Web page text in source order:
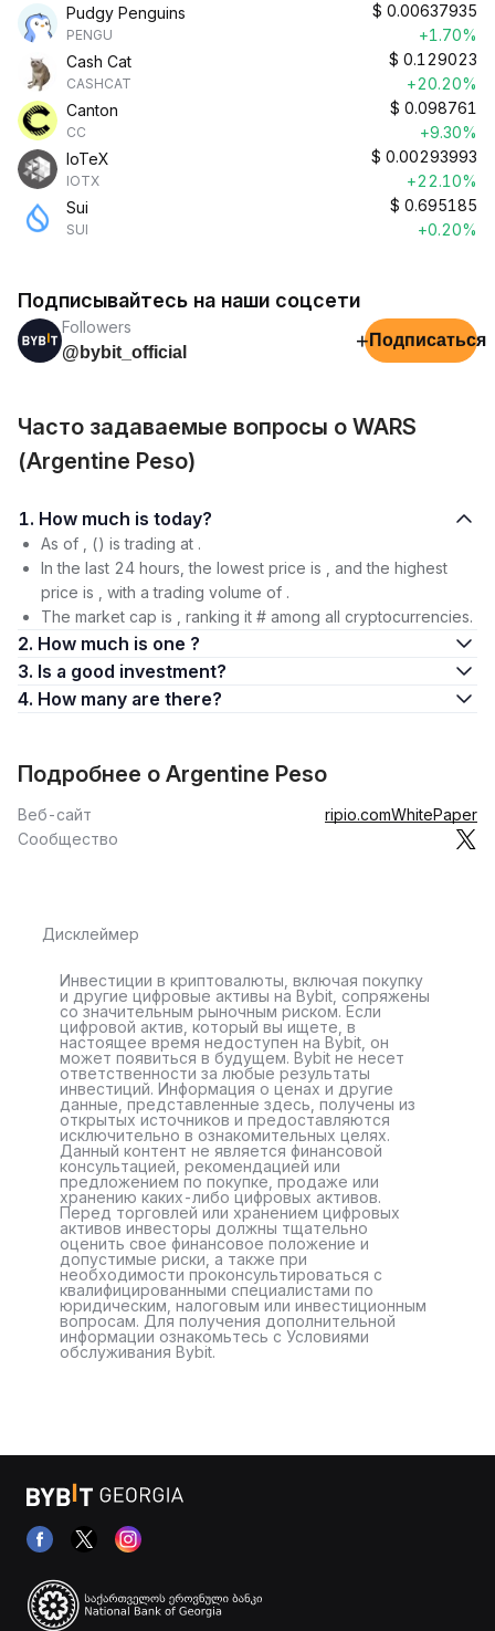
Pudgy Penguins
PENGU
$ 0.00637935
+1.70%
Cash Cat
CASHCAT
$ 0.129023
+20.20%
Canton
CC
$ 0.098761
+9.30%
IoTeX
IOTX
$ 0.00293993
+22.10%
Sui
SUI
$ 0.695185
+0.20%
Подписывайтесь на наши соцсети
Followers
@bybit_official
+ Подписаться
Часто задаваемые вопросы о WARS
(Argentine Peso)
1. How much is today?
As of , () is trading at .
In the last 24 hours, the lowest price is , and the highest
price is , with a trading volume of .
The market cap is , ranking it # among all cryptocurrencies.
2. How much is one ?
3. Is a good investment?
4. How many are there?
Подробнее о Argentine Peso
Веб-сайт ripio.comWhitePaper
Сообщество
Дисклеймер
Инвестиции в криптовалюты, включая покупку
и другие цифровые активы на Bybit, сопряжены
со значительным рыночным риском. Если
цифровой актив, который вы ищете, в
настоящее время недоступен на Bybit, он
может появиться в будущем. Bybit не несет
ответственности за любые результаты
инвестиций. Информация о ценах и другие
данные, представленные здесь, получены из
открытых источников и предоставляются
исключительно в ознакомительных целях.
Данный контент не является финансовой
консультацией, рекомендацией или
предложением по покупке, продаже или
хранению каких-либо цифровых активов.
Перед торговлей или хранением цифровых
активов инвесторы должны тщательно
оценить свое финансовое положение и
допустимые риски, а также при
необходимости проконсультироваться с
квалифицированными специалистами по
юридическим, налоговым или инвестиционным
вопросам. Для получения дополнительной
информации ознакомьтесь с Условиями
обслуживания Bybit.